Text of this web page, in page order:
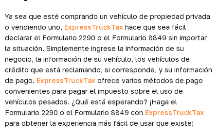
Ya sea que esté comprando un vehículo de propiedad privada
o vendiendo uno, ExpressTruckTax hace que sea fácil
declarar el Formulario 2290 o el Formulario 8849 sin importar
la situación. Simplemente ingrese la información de su
negocio, la información de su vehículo, los vehículos de
crédito que está reclamando, si corresponde, y su información
de pago. ExpressTruckTax ofrece varios métodos de pago
convenientes para pagar el impuesto sobre el uso de
vehículos pesados. ¿Qué está esperando? ¡Haga el
Formulario 2290 o el Formulario 8849 con ExpressTruckTax
para obtener la experiencia más fácil de usar que existe!